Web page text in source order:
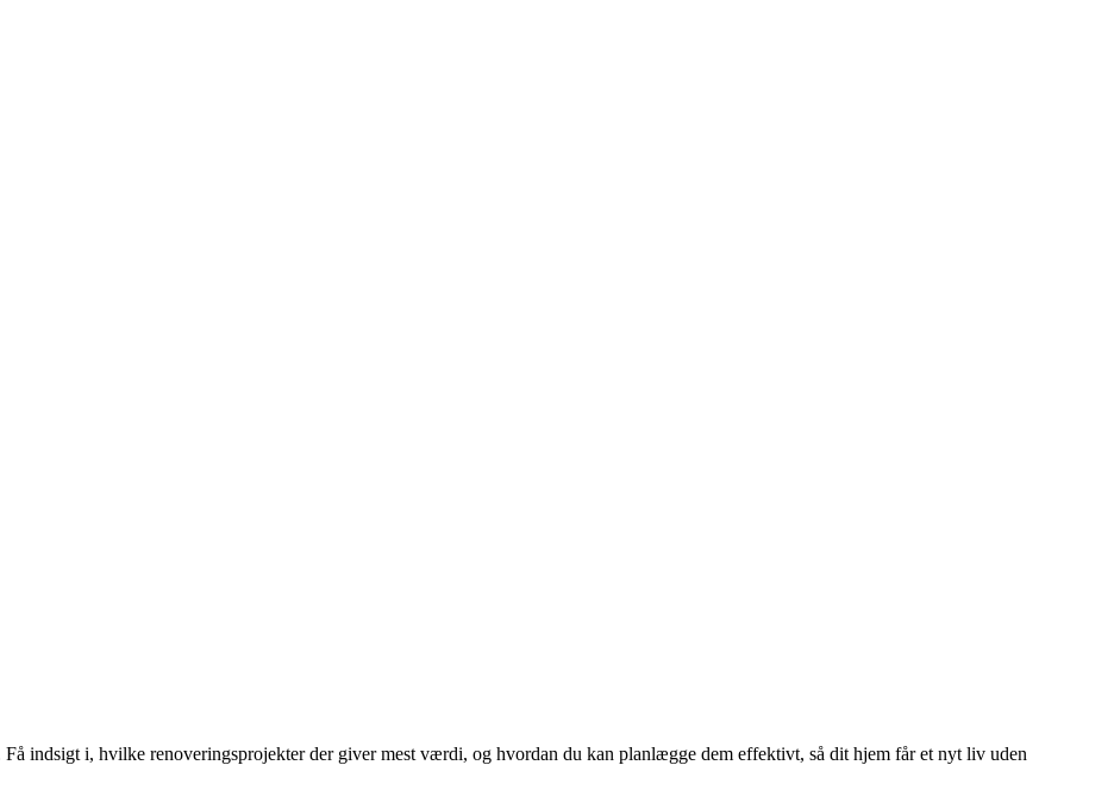
indsigt i, hvilke renoveringsprojekter der giver mest værdi, og hvordan du kan planlægge dem effektivt, så dit hjem får et nyt liv uden